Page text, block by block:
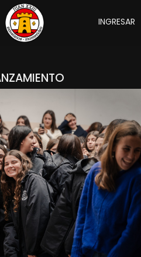
INGRESAR